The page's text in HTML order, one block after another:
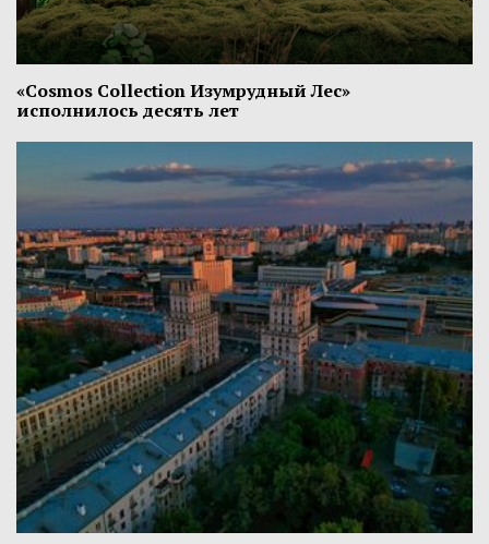
«Cosmos Collection Изумрудный Лес»
исполнилось десять лет